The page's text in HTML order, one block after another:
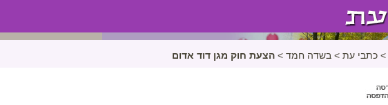
> כתבי עת > בשדה חמד > הצעת חוק מגן דוד אדום